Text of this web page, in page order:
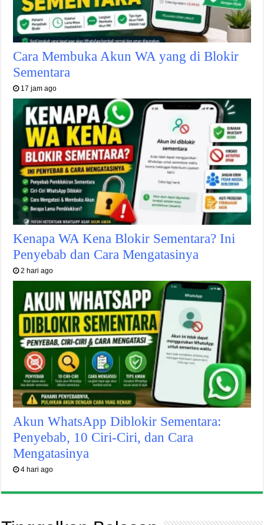
Cara Membuka Akun WA yang di Blokir
Sementara
17 jam ago
Kenapa WA Kena Blokir Sementara? Ini
Penyebab dan Cara Mengatasinya
2 hari ago
Akun WhatsApp Diblokir Sementara:
Penyebab, 10 Ciri-Ciri, dan Cara
Mengatasinya
4 hari ago